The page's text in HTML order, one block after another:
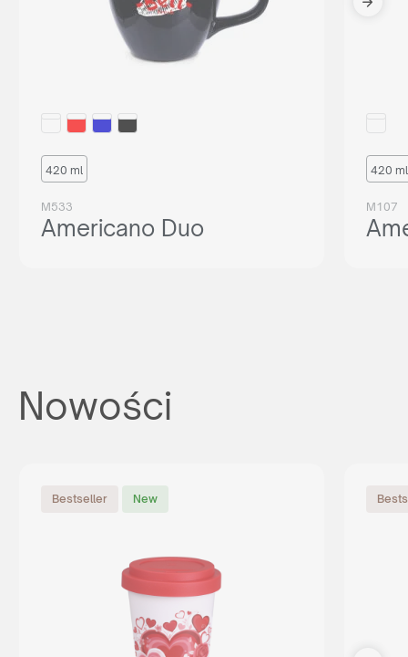
420 ml
M533
Americano Duo
420 ml
M107
Nowości
Bestseller New